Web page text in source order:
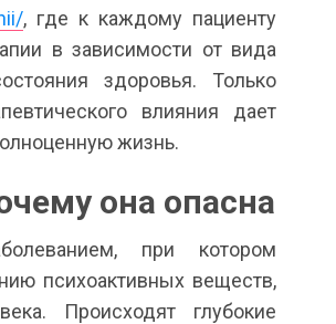
, где к каждому пациенту
в зависимости от вида
здоровья. Только
влияния дает
жизнь.
она опасна
при котором
психоактивных веществ,
Происходят глубокие